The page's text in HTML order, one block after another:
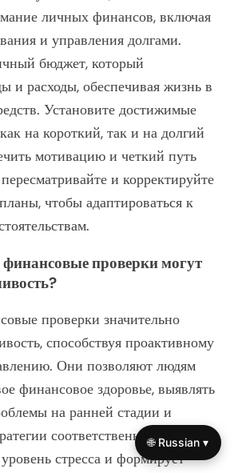
советы могут
уверенность
уверенность и
на образовании,
и установке целей. Развивайте
личных финансов, включая
и управления долгами.
бюджет, который
и расходы, обеспечивая жизнь в
Установите достижимые
на короткий, так и на долгий
🌐 Russian ▾